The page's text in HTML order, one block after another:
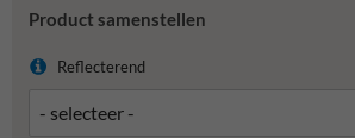
Product samenstellen
Reflecterend